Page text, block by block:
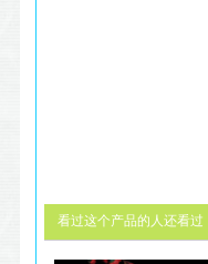
看过这个产品的人还看过